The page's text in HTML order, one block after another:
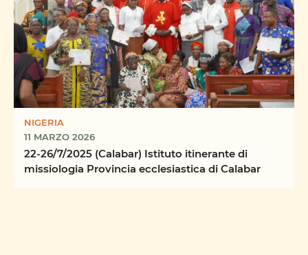
NIGERIA
11 MARZO 2026
22-26/7/2025 (Calabar) Istituto itinerante di
missiologia Provincia ecclesiastica di Calabar